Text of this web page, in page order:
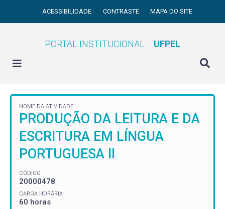
ACESSIBILIDADE CONTRASTE MAPA DO SITE
PORTAL INSTITUCIONAL UFPEL
NOME DA ATIVIDADE
PRODUÇÃO DA LEITURA E DA
ESCRITURA EM LÍNGUA
PORTUGUESA II
CÓDIGO
20000478
CARGA HORÁRIA
60 horas